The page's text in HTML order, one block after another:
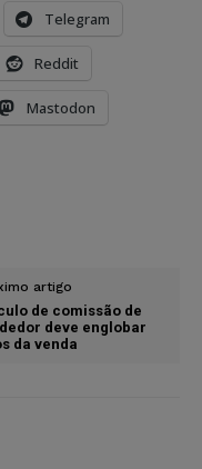
Telegram
Reddit
Mastodon
artigo
de comissão de
deve englobar
da venda